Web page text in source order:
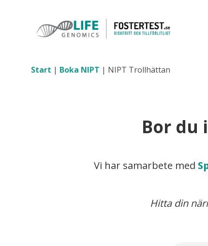
Start | Boka NIPT | NIPT Trollhättan
Bor du
Vi har samarbete med
Hitta din